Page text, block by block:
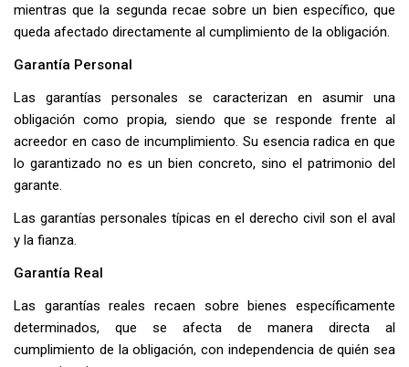
mientras que la segunda recae sobre un bien específico, que
queda afectado directamente al cumplimiento de la obligación.
Garantía Personal
Las garantías personales se caracterizan en asumir una
obligación como propia, siendo que se responde frente al
acreedor en caso de incumplimiento. Su esencia radica en que
lo garantizado no es un bien concreto, sino el patrimonio del
garante.
Las garantías personales típicas en el derecho civil son el aval
y la fianza.
Garantía Real
Las garantías reales recaen sobre bienes específicamente
determinados, que se afecta de manera directa al
cumplimiento de la obligación, con independencia de quién sea